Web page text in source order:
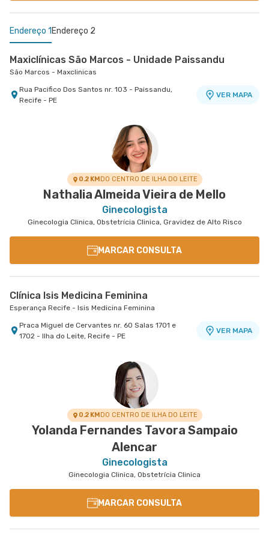
Endereço 1 Endereço 2
Maxiclínicas São Marcos - Unidade Paissandu
São Marcos - Maxclinicas
Rua Pacifico Dos Santos nr. 103 - Paissandu,
Recife - PE
VER MAPA
Esperança Olinda - Maxclinicas Patteo
Rua Professor Carmelita Soares de Muniz de
Araujo nr. 255 - Casa Caiada, Olinda - PE
0.2 KMDO CENTRO DE ILHA DO LEITE
Nathalia Almeida Vieira de Mello
Ginecologista
Ginecologia Clinica, Obstetrícia Clinica, Gravidez de Alto Risco
MARCAR CONSULTA
Clínica Isis Medicina Feminina
Esperança Recife - Isis Medicina Feminina
Praca Miguel de Cervantes nr. 60 Salas 1701 e
1702 - Ilha do Leite, Recife - PE
VER MAPA
0.2 KMDO CENTRO DE ILHA DO LEITE
Yolanda Fernandes Tavora Sampaio
Alencar
Ginecologista
Ginecologia Clinica, Obstetrícia Clinica
MARCAR CONSULTA